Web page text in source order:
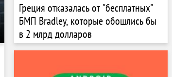
Греция отказалась от "бесплатных"
БМП Bradley, которые обошлись бы
в 2 млрд долларов